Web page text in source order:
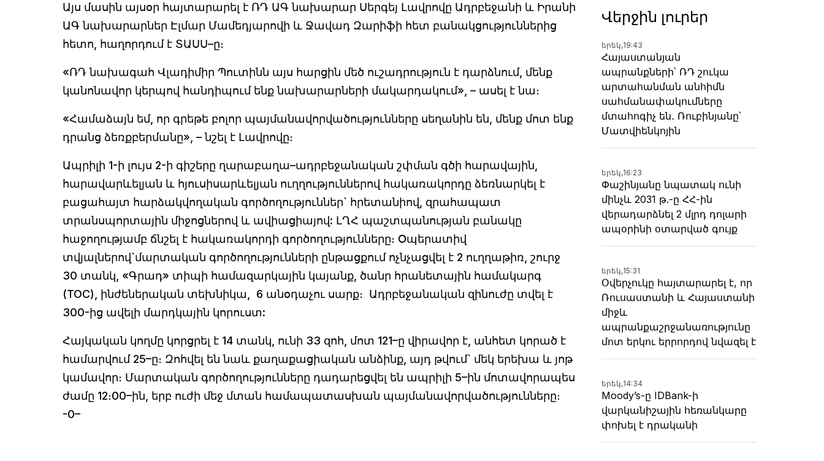
Այս մասին այսօր հայտարարել է ՌԴ ԱԳ նախարար Սերգեյ Լավրովը Ադրբեջանի և Իրանի
ԱԳ նախարարներ Էլմար Մամեդյարովի և Ջավադ Զարիֆի հետ բանակցություններից
հետո, հաղորդում է ՏԱՍՍ–ը։
«ՌԴ նախագահ Վլադիմիր Պուտինն այս հարցին մեծ ուշադրություն է դարձնում, մենք
կանոնավոր կերպով հանդիպում ենք նախարարների մակարդակում», – ասել է նա։
«Համաձայն եմ, որ գրեթե բոլոր պայմանավորվածությունները սեղանին են, մենք մոտ ենք
դրանց ձեռքբերմանը», – նշել է Լավրովը։
Ապրիլի 1-ի լույս 2-ի գիշերը ղարաբաղա–ադրբեջանական շփման գծի հարավային,
հարավարևելյան և հյուսիսարևելյան ուղղություններով հակառակորդը ձեռնարկել է
բացահայտ հարձակվողական գործողություններ` հրետանիով, զրահապատ
տրանսպորտային միջոցներով և ավիացիայով: ԼՂՀ պաշտպանության բանակը
հաջողությամբ ճնշել է հակառակորդի գործողությունները։ Օպերատիվ
տվյալներով`մարտական գործողությունների ընթացքում ոչնչացվել է 2 ուղղաթիռ, շուրջ
30 տանկ, «Գրադ» տիպի համազարկային կայանք, ծանր հրանետային համակարգ
(ТОС), ինժեներական տեխնիկա, 6 անօդաչու սարք։ Ադրբեջանական զինուժը տվել է
300-ից ավելի մարդկային կորուստ:
Հայկական կողմը կորցրել է 14 տանկ, ունի 33 զոհ, մոտ 121–ը վիրավոր է, անհետ կորած է
համարվում 25–ը։ Զոհվել են նաև քաղաքացիական անձինք, այդ թվում` մեկ երեխա և յոթ
կամավոր։ Մարտական գործողությունները դադարեցվել են ապրիլի 5–ին մոտավորապես
ժամը 12։00–ին, երբ ուժի մեջ մտան համապատասխան պայմանավորվածությունները։
-0–
Վերջին լուրեր
երեկ,19:43
Հայաստանյան
ապրանքների՝ ՌԴ շուկա
արտահանման անհիմն
սահմանափակումները
մտահոգիչ են․ Ռուբինյանը՝
Մատվիենկոյին
երեկ,16:23
Փաշինյանը նպատակ ունի
մինչև 2031 թ.-ը ՀՀ-ին
վերադարձնել 2 մլրդ դոլարի
ապօրինի օտարված գույք
երեկ,15:31
Օվերչուկը հայտարարել է, որ
Ռուսաստանի և Հայաստանի
միջև
ապրանքաշրջանառությունը
մոտ երկու երրորդով նվազել է
երեկ,14:34
Moody’s-ը IDBank-ի
վարկանիշային հեռանկարը
փոխել է դրականի